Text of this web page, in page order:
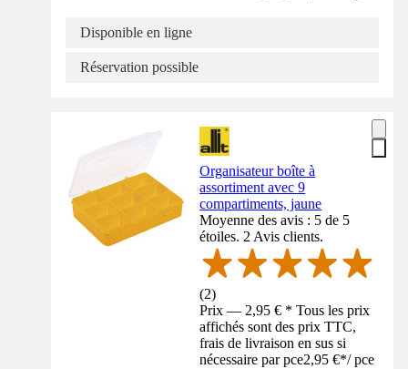
Disponible en ligne
Réservation possible
Organisateur boîte à
assortiment avec 9
compartiments, jaune
Moyenne des avis : 5 de 5
étoiles. 2 Avis clients.
(2)
Prix — 2,95 € * Tous les prix
affichés sont des prix TTC,
frais de livraison en sus si
nécessaire par pce2,95 €*/ pce